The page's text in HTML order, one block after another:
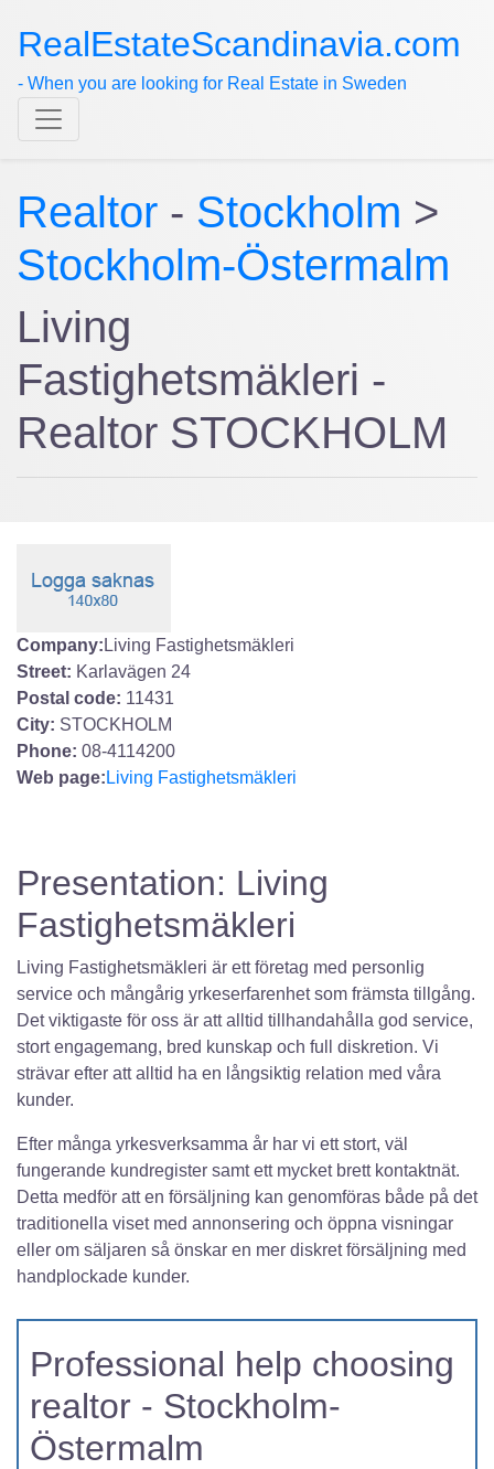
RealEstateScandinavia.com
- When you are looking for Real Estate in Sweden
Realtor - Stockholm >
Stockholm-Östermalm
Living
Fastighetsmäkleri -
Realtor STOCKHOLM
Company: Living Fastighetsmäkleri
Street: Karlavägen 24
Postal code: 11431
City: STOCKHOLM
Phone: 08-4114200
Web page: Living Fastighetsmäkleri
Presentation: Living
Fastighetsmäkleri
Living Fastighetsmäkleri är ett företag med personlig
service och mångårig yrkeserfarenhet som främsta tillgång.
Det viktigaste för oss är att alltid tillhandahålla god service,
stort engagemang, bred kunskap och full diskretion. Vi
strävar efter att alltid ha en långsiktig relation med våra
kunder.
Efter många yrkesverksamma år har vi ett stort, väl
fungerande kundregister samt ett mycket brett kontaktnät.
Detta medför att en försäljning kan genomföras både på det
traditionella viset med annonsering och öppna visningar
eller om säljaren så önskar en mer diskret försäljning med
handplockade kunder.
Professional help choosing
realtor - Stockholm-
Östermalm